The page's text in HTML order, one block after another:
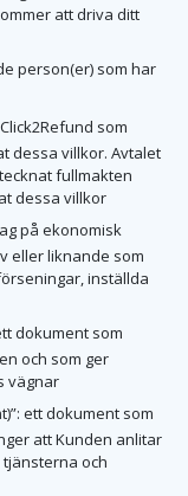
att driva ditt
person(er) som har
som
dessa villkor. Avtalet
fullmakten
dessa villkor
på ekonomisk
eller liknande som
inställda
dokument som
och som ger
vägnar
ett dokument som
att Kunden anlitar
och